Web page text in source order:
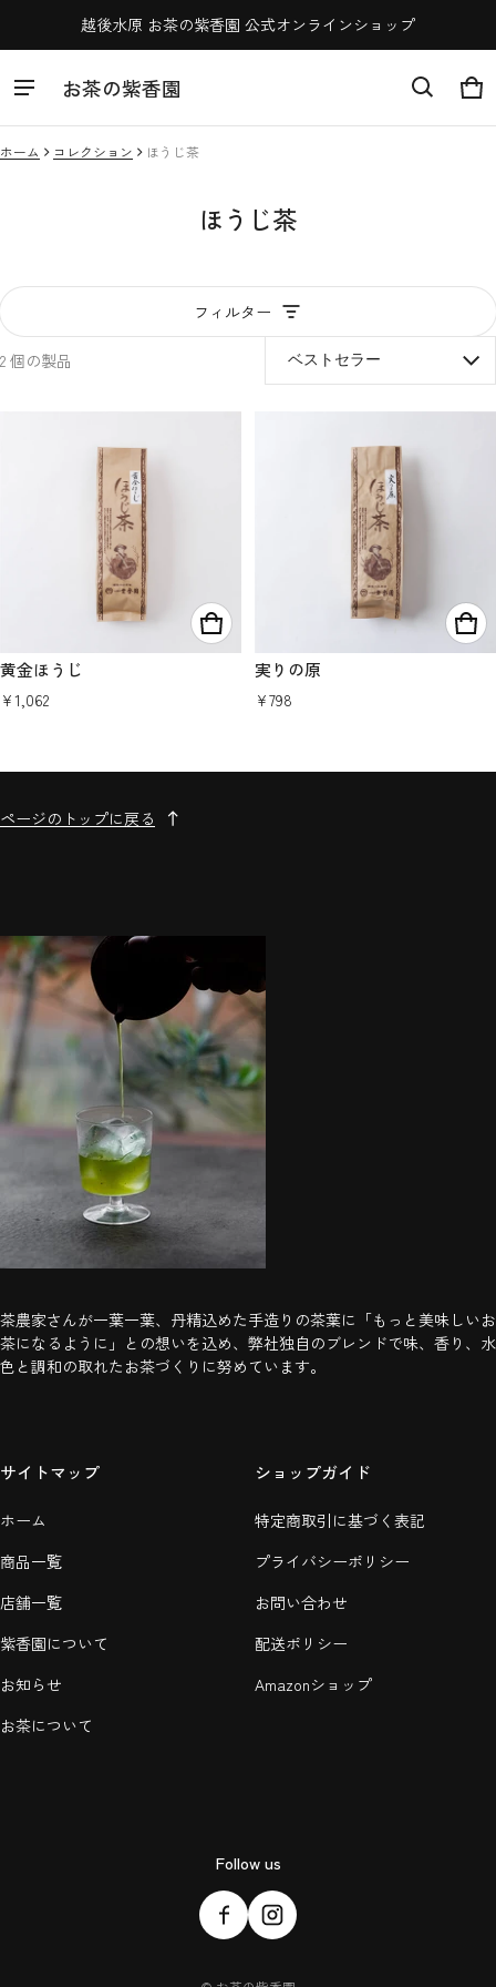
越後水原 お茶の紫香園 公式オンラインショップ
お茶の紫香園 カ
0
ホーム コレクション ほうじ茶
ほうじ茶
フィルター
2 個の製品
黄金ほうじ
通常価格
¥1,062
実りの原
通常価格
¥798
ページのトップに戻る
茶農家さんが一葉一葉、丹精込めた手造りの茶葉に「もっと美味しいお
茶になるように」との想いを込め、弊社独自のブレンドで味、香り、水
色と調和の取れたお茶づくりに努めています。
サイトマップ
ホーム
商品一覧
店舗一覧
紫香園について
お知らせ
お茶について
ショップガイド
特定商取引に基づく表記
プライバシーポリシー
お問い合わせ
配送ポリシー
Amazonショップ
Follow us